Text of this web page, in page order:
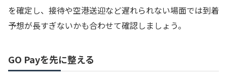
を確定し、接待や空港送迎など遅れられない場面では到着
予想が長すぎないかも合わせて確認しましょう。
GO Payを先に整える